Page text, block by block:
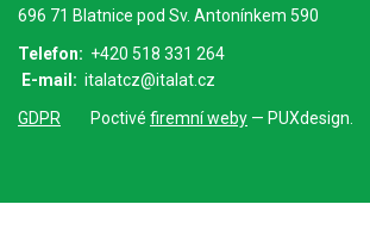
696 71 Blatnice pod Sv. Antonínkem 590
Telefon: +420 518 331 264
E-mail: italatcz@italat.cz
GDPR
Poctivé firemní weby — PUXdesign.